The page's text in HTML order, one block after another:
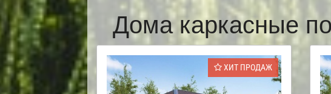
Дома каркасные
ХИТ ПРОДАЖ